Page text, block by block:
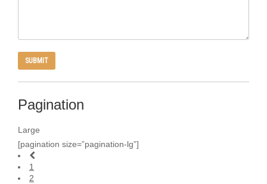
Pagination
Large
[pagination size=”pagination-lg”]
1
2